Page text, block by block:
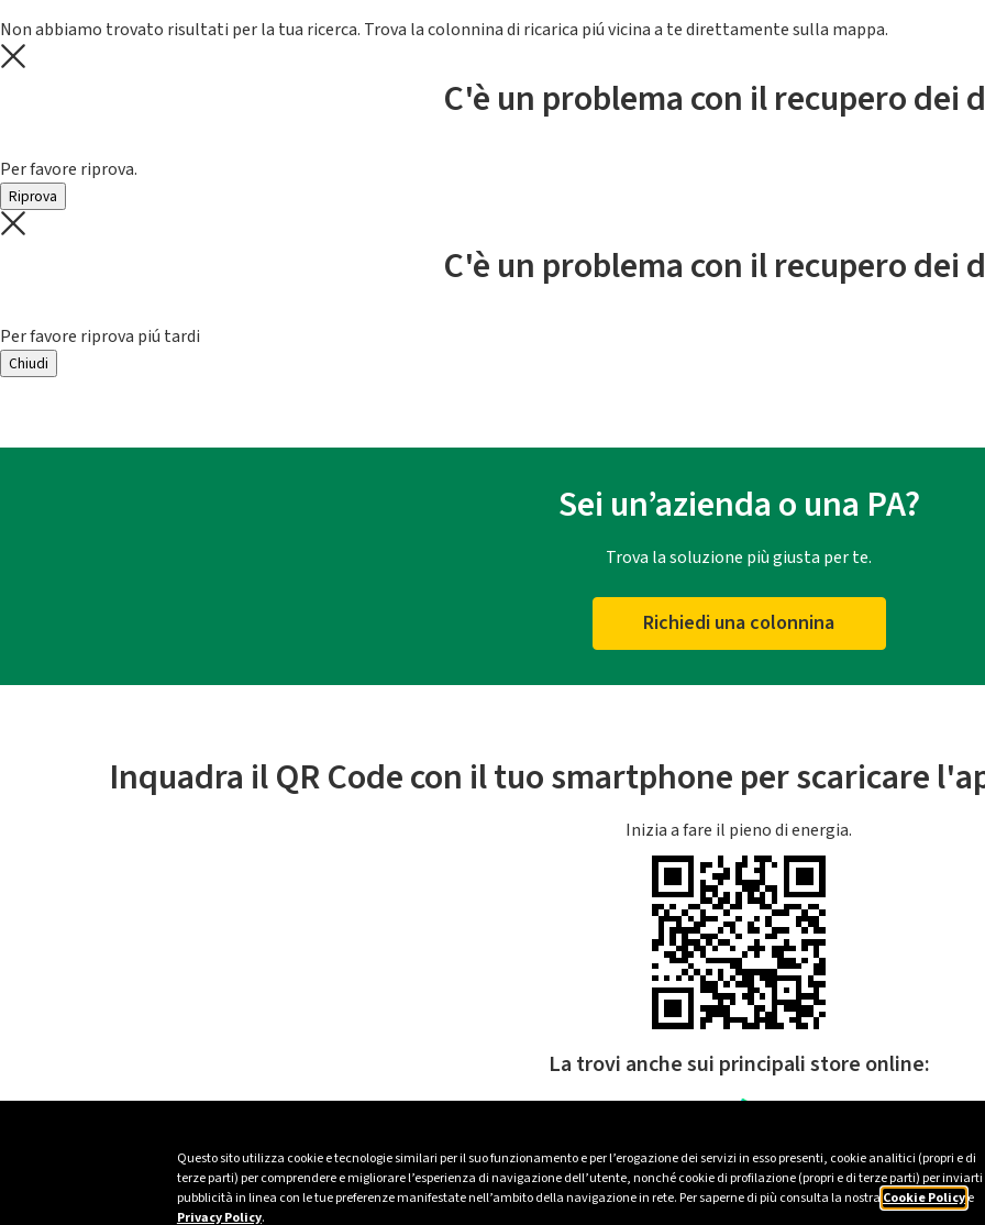
Questo sito utilizza cookie e tecnologie similari per il suo funzionamento e per l’erogazione dei servizi in esso presenti, cookie analitici (propri e di
terze parti) per comprendere e migliorare l’esperienza di navigazione dell’utente, nonché cookie di profilazione (propri e di terze parti) per inviarti
pubblicità in linea con le tue preferenze manifestate nell’ambito della navigazione in rete. Per saperne di più consulta la nostra Cookie Policye
Privacy Policy.
Non abbiamo trovato risultati per la tua ricerca. Trova la colonnina di ricarica piú vicina a te direttamente sulla mappa.
C'è un problema con il recupero dei
Per favore riprova.
Riprova
C'è un problema con il recupero dei
Per favore riprova piú tardi
Chiudi
Sei un’azienda o una PA?
Trova la soluzione più giusta per te.
Richiedi una colonnina
Inquadra il QR Code con il tuo smartphone per scaricare
Inizia a fare il pieno di energia.
La trovi anche sui principali store online: